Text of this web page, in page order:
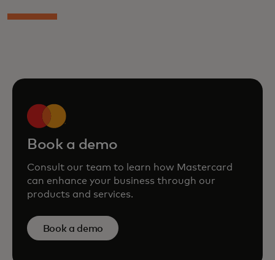
Book a demo
Consult our team to learn how Mastercard
can enhance your business through our
products and services.
Book a demo